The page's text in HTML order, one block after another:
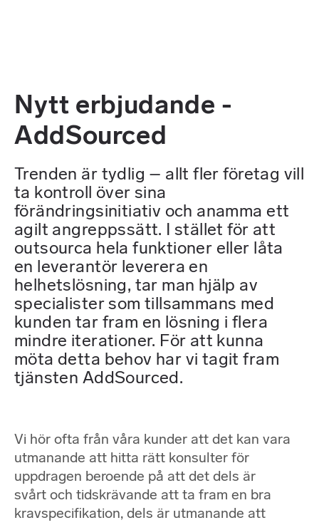
Nytt erbjudande -
AddSourced
Trenden är tydlig – allt fler företag vill
ta kontroll över sina
förändringsinitiativ och anamma ett
agilt angreppssätt. I stället för att
outsourca hela funktioner eller låta
en leverantör leverera en
helhetslösning, tar man hjälp av
specialister som tillsammans med
kunden tar fram en lösning i flera
mindre iterationer. För att kunna
möta detta behov har vi tagit fram
tjänsten AddSourced.
Vi hör ofta från våra kunder att det kan vara
utmanande att hitta rätt konsulter för
uppdragen beroende på att det dels är
svårt och tidskrävande att ta fram en bra
kravspecifikation, dels är utmanande att